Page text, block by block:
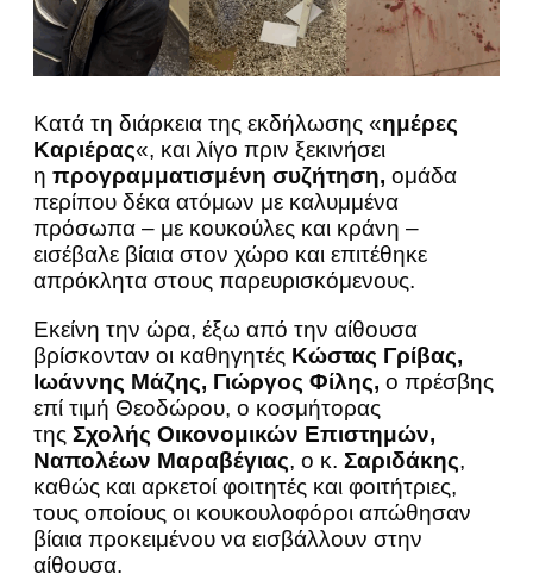
Κατά τη διάρκεια της εκδήλωσης «ημέρες
Καριέρας«, και λίγο πριν ξεκινήσει
η προγραμματισμένη συζήτηση, ομάδα
περίπου δέκα ατόμων με καλυμμένα
πρόσωπα – με κουκούλες και κράνη –
εισέβαλε βίαια στον χώρο και επιτέθηκε
απρόκλητα στους παρευρισκόμενους.
Εκείνη την ώρα, έξω από την αίθουσα
βρίσκονταν οι καθηγητές Κώστας Γρίβας,
Ιωάννης Μάζης, Γιώργος Φίλης, ο πρέσβης
επί τιμή Θεοδώρου, ο κοσμήτορας
της Σχολής Οικονομικών Επιστημών,
Ναπολέων Μαραβέγιας, ο κ. Σαριδάκης,
καθώς και αρκετοί φοιτητές και φοιτήτριες,
τους οποίους οι κουκουλοφόροι απώθησαν
βίαια προκειμένου να εισβάλλουν στην
αίθουσα.